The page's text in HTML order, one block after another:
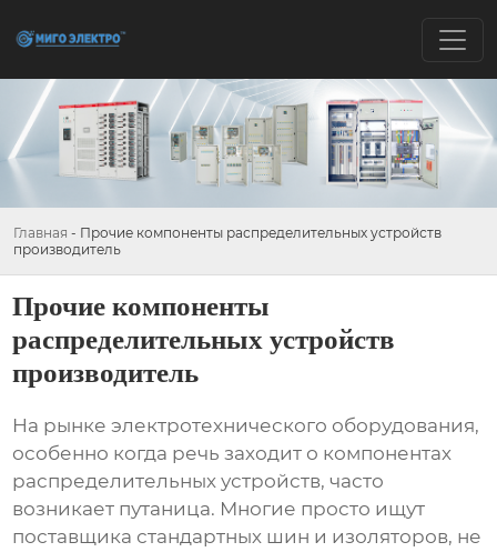
Главная - Прочие компоненты распределительных устройств
производитель
Прочие компоненты
распределительных устройств
производитель
На рынке электротехнического оборудования,
особенно когда речь заходит о компонентах
распределительных устройств, часто
возникает путаница. Многие просто ищут
поставщика стандартных шин и изоляторов, не